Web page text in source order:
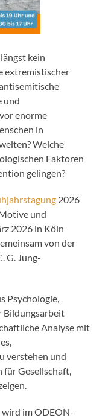
kein
extremistischer
und
enorme
in
Welche
Faktoren
gelingen?
2026
und
2026 in Köln
von der
G. Jung-
Psychologie,
Bildungsarbeit
Analyse mit
verstehen und
Gesellschaft,
wird im ODEON-